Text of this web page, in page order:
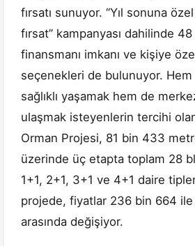
fırsatı sunuyor. ‘‘Yıl sonuna
fırsat’’ kampanyası dahilinde
finansmanı imkanı ve kişiye
seçenekleri de bulunuyor. Hem
sağlıklı yaşamak hem de
ulaşmak isteyenlerin tercihi
Orman Projesi, 81 bin 433
üzerinde üç etapta toplam 28
1+1, 2+1, 3+1 ve 4+1 daire
projede, fiyatlar 236 bin 664
arasında değişiyor.